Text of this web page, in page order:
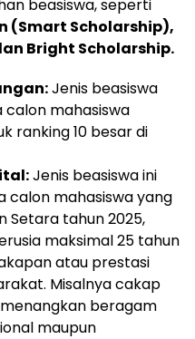
beasiswa, seperti
(Smart Scholarship),
Bright Scholarship.
Jenis beasiswa
mahasiswa
ranking 10 besar di
Jenis beasiswa ini
calon mahasiswa yang
Setara tahun 2025,
maksimal 25 tahun
atau prestasi
Misalnya cakap
beragam
maupun